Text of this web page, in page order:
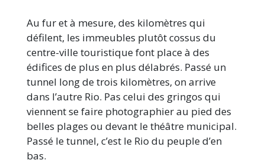
Au fur et à mesure, des kilomètres qui
défilent, les immeubles plutôt cossus du
centre-ville touristique font place à des
édifices de plus en plus délabrés. Passé un
tunnel long de trois kilomètres, on arrive
dans l’autre Rio. Pas celui des gringos qui
viennent se faire photographier au pied des
belles plages ou devant le théâtre municipal.
Passé le tunnel, c’est le Rio du peuple d’en
bas.